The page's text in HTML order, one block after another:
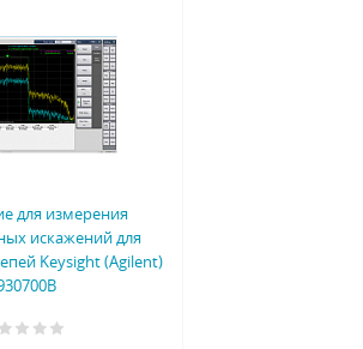
для измерения
искажений для
Keysight (Agilent)